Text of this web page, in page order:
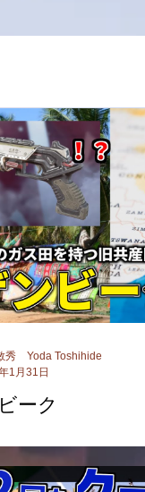
ーク
秀 Yoda Toshihide
1月31日